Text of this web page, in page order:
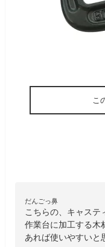
こ
だんごっ鼻
こちらの、キャステ
作業台に加工する木
あれば使いやすいと